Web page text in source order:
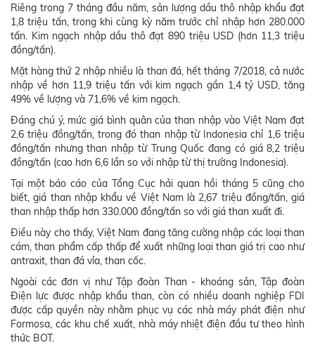
Riêng trong 7 tháng đầu năm, sản lượng dầu thô nhập khẩu đạt
1,8 triệu tấn, trong khi cùng kỳ năm trước chỉ nhập hơn 280.000
tấn. Kim ngạch nhập dầu thô đạt 890 triệu USD (hơn 11,3 triệu
đồng/tấn).
Mặt hàng thứ 2 nhập nhiều là than đá, hết tháng 7/2018, cả nước
nhập về hơn 11,9 triệu tấn với kim ngạch gần 1,4 tỷ USD, tăng
49% về lượng và 71,6% về kim ngạch.
Đáng chú ý, mức giá bình quân của than nhập vào Việt Nam đạt
2,6 triệu đồng/tấn, trong đó than nhập từ Indonesia chỉ 1,6 triệu
đồng/tấn nhưng than nhập từ Trung Quốc đang có giá 8,2 triệu
đồng/tấn (cao hơn 6,6 lần so với nhập từ thị trường Indonesia).
Tại một báo cáo của Tổng Cục hải quan hồi tháng 5 cũng cho
biết, giá than nhập khẩu về Việt Nam là 2,67 triệu đồng/tấn, giá
than nhập thấp hơn 330.000 đồng/tấn so với giá than xuất đi.
Điều này cho thấy, Việt Nam đang tăng cường nhập các loại than
cám, than phẩm cấp thấp để xuất những loại than giá trị cao như
antraxit, than đá vỉa, than cốc.
Ngoài các đơn vị như Tập đoàn Than - khoáng sản, Tập đoàn
Điện lực được nhập khẩu than, còn có nhiều doanh nghiệp FDI
được cấp quyền này nhằm phục vụ các nhà máy phát điện như
Formosa, các khu chế xuất, nhà máy nhiệt điện đầu tư theo hình
thức BOT.